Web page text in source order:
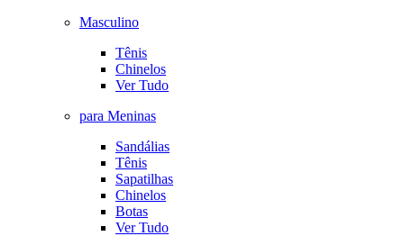
Masculino
Tênis
Chinelos
Ver Tudo
para Meninas
Sandálias
Tênis
Sapatilhas
Chinelos
Botas
Ver Tudo